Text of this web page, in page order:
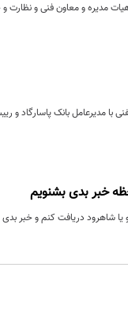
مدیره و معاون فنی و
مدیرعامل بانک پاسارگاد و
خبر بدی بشنویم
شاهرود دریافت کنم و خبر